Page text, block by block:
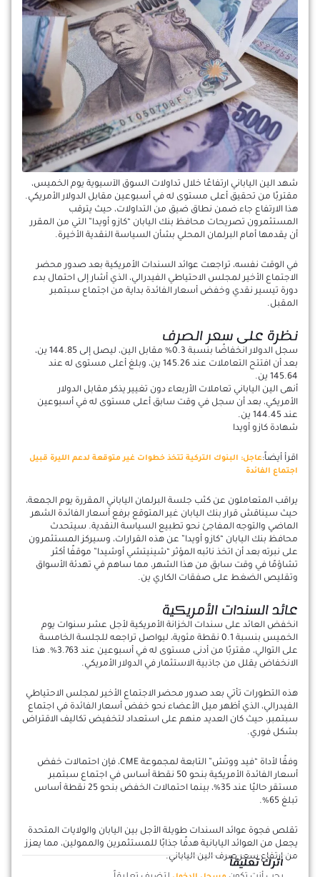
شهد الين الياباني ارتفاعًا خلال تداولات السوق الآسيوية يوم الخميس،
مقتربًا من تحقيق أعلى مستوى له في أسبوعين مقابل الدولار الأمريكي.
هذا الارتفاع جاء ضمن نطاق ضيق من التداولات، حيث يترقب
المستثمرون تصريحات محافظ بنك اليابان “كازو أويدا” التي من المقرر
أن يقدمها أمام البرلمان المحلي بشأن السياسة النقدية الأخيرة.
في الوقت نفسه، تراجعت عوائد السندات الأمريكية بعد صدور محضر
الاجتماع الأخير لمجلس الاحتياطي الفيدرالي، الذي أشار إلى احتمال بدء
دورة تيسير نقدي وخفض أسعار الفائدة بداية من اجتماع سبتمبر
المقبل.
نظرة على سعر الصرف
سجل الدولار انخفاضًا بنسبة 0.3% مقابل الين، ليصل إلى 144.85 ين،
بعد أن افتتح التعاملات عند 145.26 ين، وبلغ أعلى مستوى له عند
145.64 ين.
أنهى الين الياباني تعاملات الأربعاء دون تغيير يذكر مقابل الدولار
الأمريكي، بعد أن سجل في وقت سابق أعلى مستوى له في أسبوعين
عند 144.45 ين.
شهادة كازو أويدا
اقرأ أيضاً:عاجل: البنوك التركية تتخذ خطوات غير متوقعة لدعم الليرة قبيل
اجتماع الفائدة
يراقب المتعاملون عن كثب جلسة البرلمان الياباني المقررة يوم الجمعة،
حيث سيناقش قرار بنك اليابان غير المتوقع برفع أسعار الفائدة الشهر
الماضي والتوجه المفاجئ نحو تطبيع السياسة النقدية. سيتحدث
محافظ بنك اليابان “كازو أويدا” عن هذه القرارات، وسيركز المستثمرون
على نبرته بعد أن اتخذ نائبه المؤثر “شينيتشي أوشيدا” موقفًا أكثر
تشاؤمًا في وقت سابق من هذا الشهر، مما ساهم في تهدئة الأسواق
وتقليص الضغط على صفقات الكاري ين.
عائد السندات الأمريكية
انخفض العائد على سندات الخزانة الأمريكية لأجل عشر سنوات يوم
الخميس بنسبة 0.1 نقطة مئوية، ليواصل تراجعه للجلسة الخامسة
على التوالي، مقتربًا من أدنى مستوى له في أسبوعين عند 3.763%. هذا
الانخفاض يقلل من جاذبية الاستثمار في الدولار الأمريكي.
هذه التطورات تأتي بعد صدور محضر الاجتماع الأخير لمجلس الاحتياطي
الفيدرالي، الذي أظهر ميل الأعضاء نحو خفض أسعار الفائدة في اجتماع
سبتمبر، حيث كان العديد منهم على استعداد لتخفيض تكاليف الاقتراض
بشكل فوري.
وفقًا لأداة “فيد ووتش” التابعة لمجموعة CME، فإن احتمالات خفض
أسعار الفائدة الأمريكية بنحو 50 نقطة أساس في اجتماع سبتمبر
مستقر حاليًا عند 35%، بينما احتمالات الخفض بنحو 25 نقطة أساس
تبلغ 65%.
تقلص فجوة عوائد السندات طويلة الأجل بين اليابان والولايات المتحدة
يجعل من العوائد اليابانية هدفًا جذابًا للمستثمرين والممولين، مما يعزز
من ارتفاع سعر صرف الين الياباني.
اترك تعليقاً